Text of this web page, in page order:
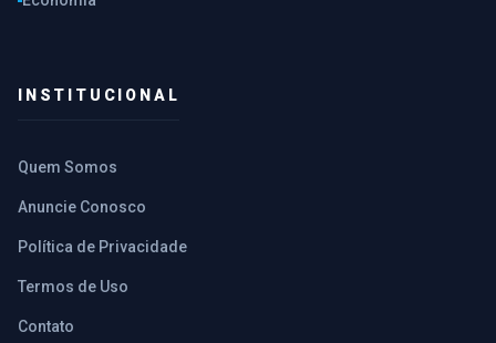
INSTITUCIONAL
Quem Somos
Anuncie Conosco
Política de Privacidade
Termos de Uso
Contato